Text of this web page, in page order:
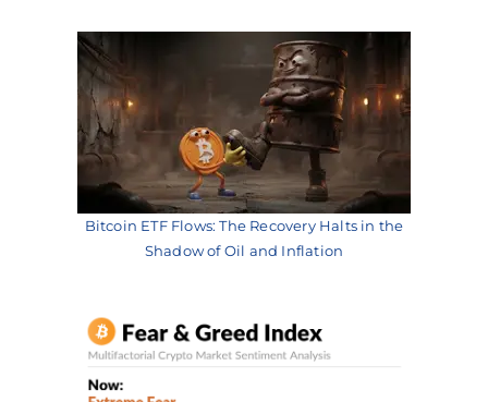
Bitcoin ETF Flows: The Recovery Halts in the
Shadow of Oil and Inflation